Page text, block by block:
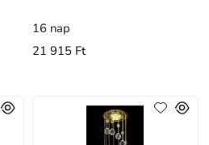
16 nap
21 915 Ft